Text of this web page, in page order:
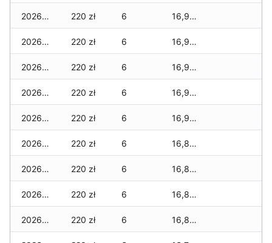
2026-03-28 220 zł 6 16,900 zł
2026-03-27 220 zł 6 16,900 zł
2026-03-26 220 zł 6 16,900 zł
2026-03-25 220 zł 6 16,900 zł
2026-03-24 220 zł 6 16,900 zł
2026-03-23 220 zł 6 16,800 zł
2026-03-22 220 zł 6 16,800 zł
2026-03-21 220 zł 6 16,800 zł
2026-03-20 220 zł 6 16,800 zł